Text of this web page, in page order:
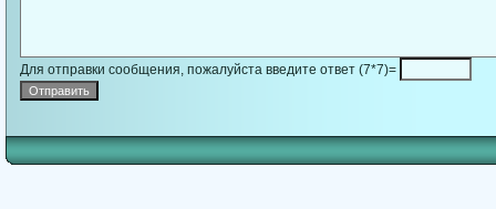
Для отправки сообщения, пожалуйста введите ответ (7*7)=